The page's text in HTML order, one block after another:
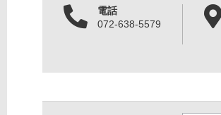
電話
072-638-5579